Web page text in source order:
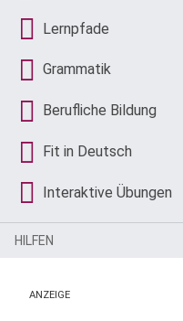
Lernpfade
Grammatik
Berufliche Bildung
Fit in Deutsch
Interaktive Übungen
HILFEN
ANZEIGE